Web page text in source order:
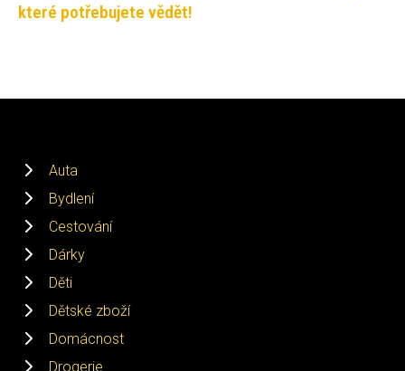
které potřebujete vědět!
Auta
Bydlení
Cestování
Dárky
Děti
Dětské zboží
Domácnost
Drogerie